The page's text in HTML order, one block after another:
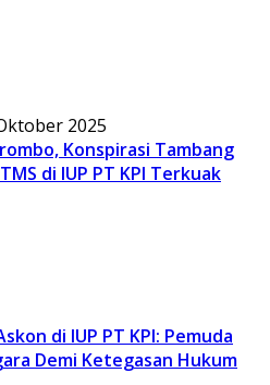
2025
Konspirasi Tambang
di IUP PT KPI Terkuak
di IUP PT KPI: Pemuda
Demi Ketegasan Hukum